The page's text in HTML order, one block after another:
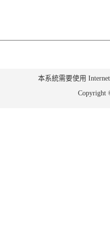
本系統需要使用
Copyright